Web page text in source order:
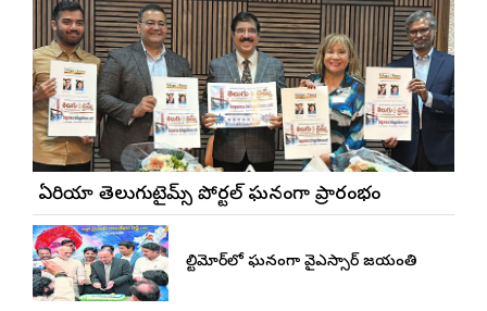
బే ఏరియా తెలుగుటైమ్స్ పోర్టల్ ఘనంగా ప్రారంభం
బాల్టిమోర్‌లో ఘనంగా వైఎస్సార్‌ జయంతి